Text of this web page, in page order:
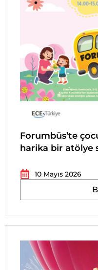
Forumbüs’te
harika bir atölye
10 Mayıs 2026